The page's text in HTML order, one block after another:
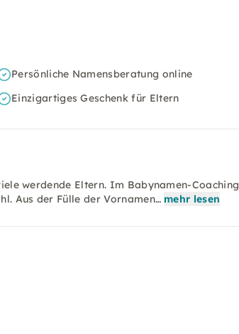
Persönliche Namensberatung online
Einzigartiges Geschenk für Eltern
werdende Eltern. Im Babynamen-Coaching
Aus der Fülle der Vornamen… mehr lesen